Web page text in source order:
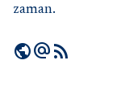
zaman.
publicalternate_emailrss_feed